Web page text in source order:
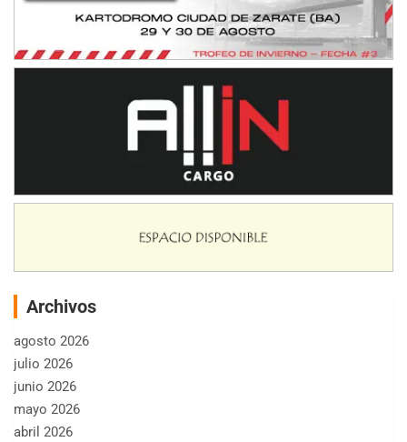
Archivos
agosto 2026
julio 2026
junio 2026
mayo 2026
abril 2026